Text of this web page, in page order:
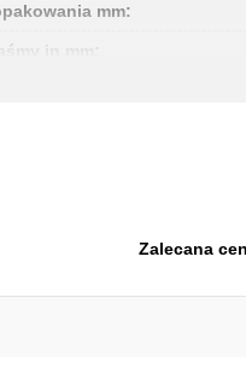
mm:
in mm:
Zalecana